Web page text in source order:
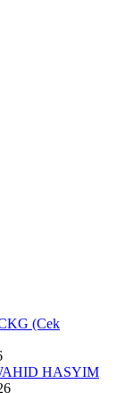
(Cek
HASYIM